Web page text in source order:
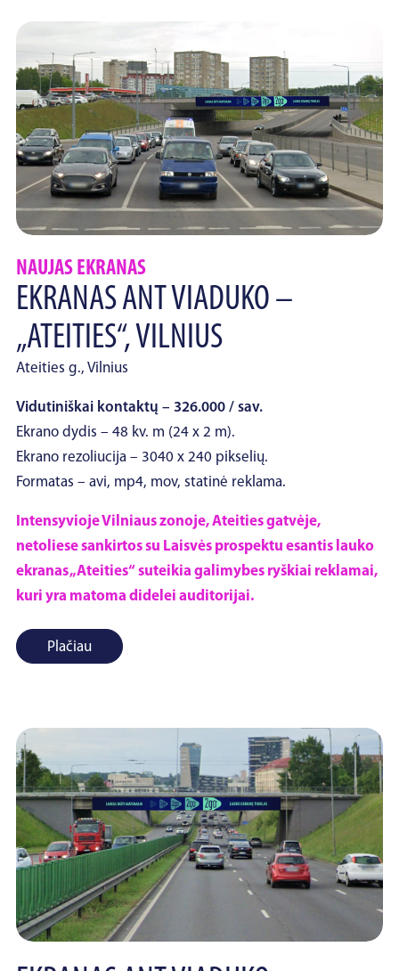
NAUJAS EKRANAS
EKRANAS ANT VIADUKO –
„ATEITIES“, VILNIUS
Ateities g., Vilnius
Vidutiniškai kontaktų – 326.000 / sav.
Ekrano dydis – 48 kv. m (24 x 2 m).
Ekrano rezoliucija – 3040 x 240 pikselių.
Formatas – avi, mp4, mov, statinė reklama.
Intensyvioje Vilniaus zonoje, Ateities gatvėje,
netoliese sankirtos su Laisvės prospektu esantis lauko
ekranas „Ateities“ suteikia galimybes ryškiai reklamai,
kuri yra matoma didelei auditorijai.
Plačiau